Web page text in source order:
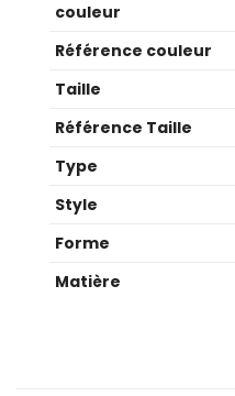
couleur
Référence couleur
Taille
Référence Taille
Type
Style
Forme
Matière